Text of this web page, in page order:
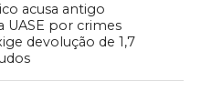
acusa antigo
UASE por crimes
devolução de 1,7